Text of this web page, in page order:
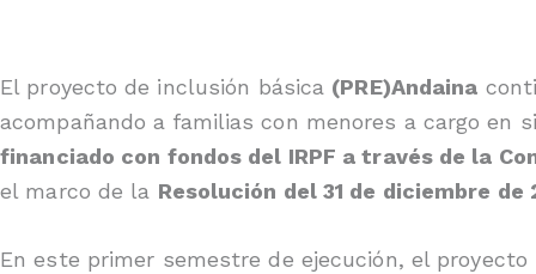
El proyecto de inclusión básica (PRE)Andaina
acompañando a familias con menores a cargo en
financiado con fondos del IRPF a través de la
el marco de la Resolución del 31 de diciembre de
En este primer semestre de ejecución, el